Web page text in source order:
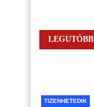
TIZENHETEDIK